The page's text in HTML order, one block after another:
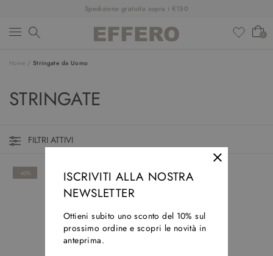
Spedizione gratuita sopra i €150
0
NUOVI ARRIVI
ABBIGLIAMENTO
ACCESSORI
DESIGNER
ISCRIVITI ALLA NOSTRA
NEWSLETTER
Ottieni subito uno sconto del 10% sul
prossimo ordine e scopri le novità in
anteprima.
Home / Stringate da Uomo
STRINGATE
FILTRI ATTIVI
-40%